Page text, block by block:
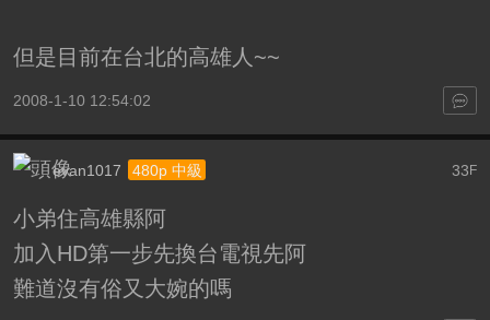
但是目前在台北的高雄人~~
2008-1-10 12:54:02
33 F
evan1017 480p 中級
小弟住高雄縣阿
加入HD第一步先換台電視先阿
難道沒有俗又大婉的嗎